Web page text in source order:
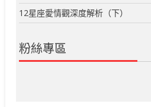
12星座愛情觀深度解析（下）
粉絲專區